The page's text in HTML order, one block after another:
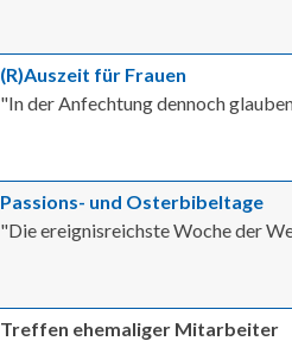
(R)Auszeit für Frauen
"In der Anfechtung dennoch
Passions- und Osterbibeltage
"Die ereignisreichste Woche der
Treffen ehemaliger Mitarbeiter